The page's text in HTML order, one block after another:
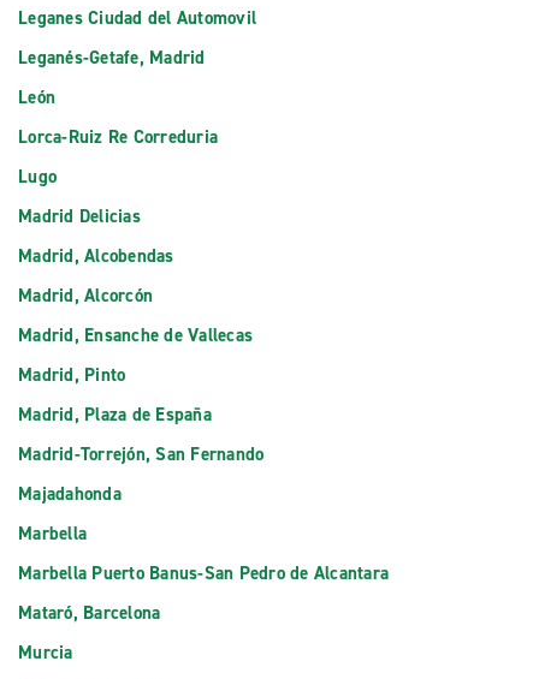
Leganes Ciudad del Automovil
Leganés-Getafe, Madrid
León
Lorca-Ruiz Re Correduria
Lugo
Madrid Delicias
Madrid, Alcobendas
Madrid, Alcorcón
Madrid, Ensanche de Vallecas
Madrid, Pinto
Madrid, Plaza de España
Madrid-Torrejón, San Fernando
Majadahonda
Marbella
Marbella Puerto Banus-San Pedro de Alcantara
Mataró, Barcelona
Murcia